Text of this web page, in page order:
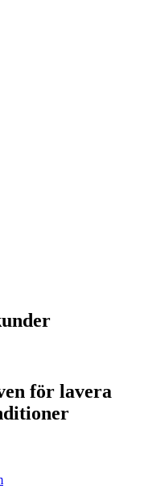
för lavera